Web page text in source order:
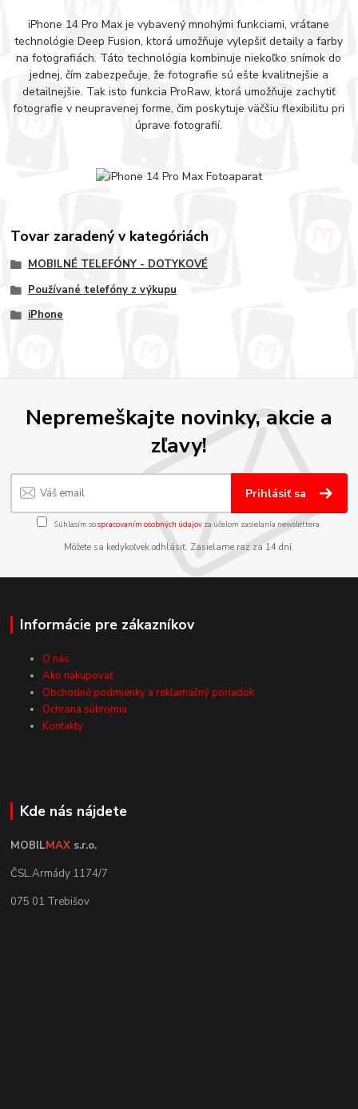
iPhone 14 Pro Max je vybavený mnohými funkciami, vrátane
technológie Deep Fusion, ktorá umožňuje vylepšiť detaily a farby
na fotografiách. Táto technológia kombinuje niekoľko snímok do
jednej, čím zabezpečuje, že fotografie sú ešte kvalitnejšie a
detailnejšie. Tak isto funkcia ProRaw, ktorá umožňuje zachytiť
fotografie v neupravenej forme, čim poskytuje väčšiu flexibilitu pri
úprave fotografií.
Tovar zaradený v kategóriách
MOBILNÉ TELEFÓNY - DOTYKOVÉ
Používané telefóny z výkupu
iPhone
Nepremeškajte novinky, akcie a
zľavy!
Prihlásiť sa
Súhlasím sospracovaním osobných údajov za účelom zasielania newslettera.
Môžete sa kedykoľvek odhlásiť. Zasielame raz za 14 dní.
Informácie pre zákazníkov
O nás
Ako nakupovať
Obchodné podmienky a reklamačný poriadok
Ochrana súkromia
Kontakty
Kde nás nájdete
MOBILMAX s.r.o.
ČSL.Armády 1174/7
075 01 Trebišov